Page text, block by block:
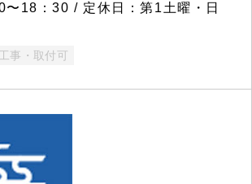
〜18：30 / 定休日：第1土曜・日
工事・取付可